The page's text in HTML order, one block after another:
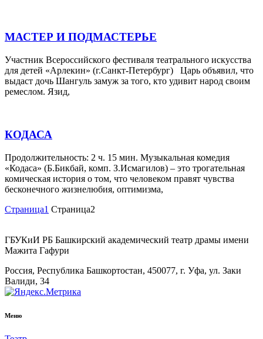
МАСТЕР И ПОДМАСТЕРЬЕ
Участник Всероссийского фестиваля театрального искусства
для детей «Арлекин» (г.Санкт-Петербург) Царь объявил, что
выдаст дочь Шангуль замуж за того, кто удивит народ своим
ремеслом. Язид,
КОДАСА
Продолжительность: 2 ч. 15 мин. Музыкальная комедия
«Кодаса» (Б.Бикбай, комп. З.Исмагилов) – это трогательная
комическая история о том, что человеком правят чувства
бесконечного жизнелюбия, оптимизма,
Страница1 Страница2
ГБУКиИ РБ Башкирский академический театр драмы имени
Мажита Гафури
Россия, Республика Башкортостан, 450077, г. Уфа, ул. Заки
Валиди, 34
Меню